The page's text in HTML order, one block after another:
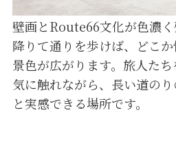
壁画とRoute66文化が色濃
降りて通りを歩けば、どこ
景色が広がります。旅人た
気に触れながら、長い道の
と実感できる場所です。